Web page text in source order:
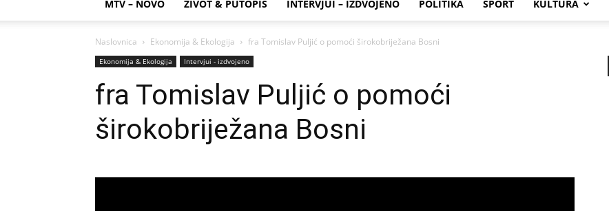
MTV – NOVO ŽIVOT & PUTOPIS INTERVJUI – IZDVOJENO POLITIKA SPORT KULTURA
Naslovnica Ekonomija & Ekologija fra Tomislav Puljić o pomoći širokobriježana Bosni
Ekonomija & Ekologija Intervjui - izdvojeno
fra Tomislav Puljić o pomoći
širokobriježana Bosni